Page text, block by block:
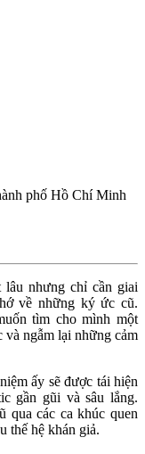
phố Hồ Chí Minh
nhưng chỉ cần giai
về những ký ức cũ.
tìm cho mình một
và ngẫm lại những cảm
ấy sẽ được tái hiện
gần gũi và sâu lắng.
qua các ca khúc quen
thế hệ khán giả.